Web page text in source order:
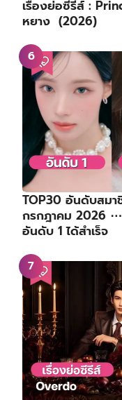
เรื่องย่อซีรีส์ :
หยาง (2026)
กรกฎาคม 2026 ⋯
อันดับ 1 ได้สำเร็จ